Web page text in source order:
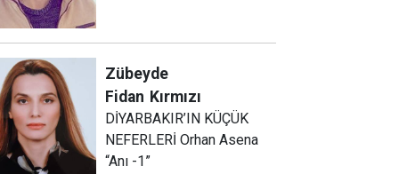
Zübeyde
Fidan Kırmızı
DİYARBAKIR’IN KÜÇÜK
NEFERLERİ Orhan Asena
“Anı -1”